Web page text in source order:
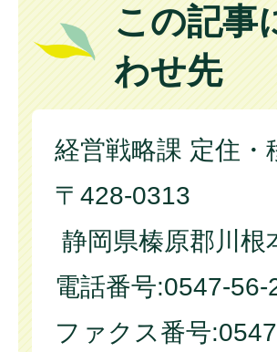
この記事
わせ先
経営戦略課 定住・
〒428-0313
静岡県榛原郡川根
電話番号:0547-56-
ファクス番号